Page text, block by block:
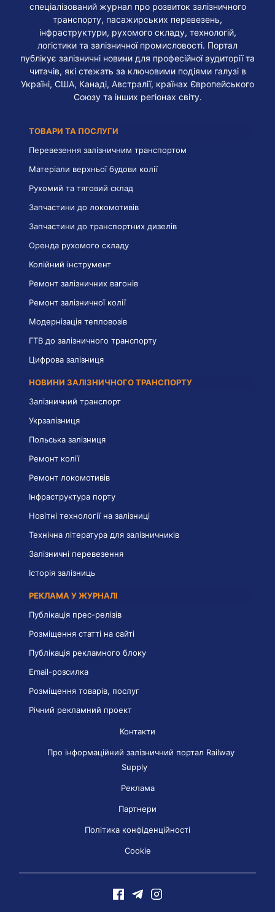
спеціалізований журнал про розвиток залізничного
транспорту, пасажирських перевезень,
інфраструктури, рухомого складу, технологій,
логістики та залізничної промисловості. Портал
публікує залізничні новини для професійної аудиторії та
читачів, які стежать за ключовими подіями галузі в
Україні, США, Канаді, Австралії, країнах Європейського
Союзу та інших регіонах світу.
ТОВАРИ ТА ПОСЛУГИ
Перевезення залізничним транспортом
Матеріали верхньої будови колії
Рухомий та тяговий склад
Запчастини до локомотивів
Запчастини до транспортних дизелів
Оренда рухомого складу
Колійний інструмент
Ремонт залізничних вагонів
Ремонт залізничної колії
Модернізація тепловозів
ГТВ до залізничного транспорту
Цифрова залізниця
НОВИНИ ЗАЛІЗНИЧНОГО ТРАНСПОРТУ
Залізничний транспорт
Укрзалізниця
Польська залізниця
Ремонт колії
Ремонт локомотивів
Інфраструктура порту
Новітні технології на залізниці
Технічна література для залізничників
Залізничні перевезення
Історія залізниць
РЕКЛАМА У ЖУРНАЛІ
Публікація прес-релізів
Розміщення статті на сайті
Публікація рекламного блоку
Email-розсилка
Розміщення товарів, послуг
Річний рекламний проект
Контакти
Про інформаційний залізничний портал Railway
Supply
Реклама
Партнери
Політика конфіденційності
Cookie